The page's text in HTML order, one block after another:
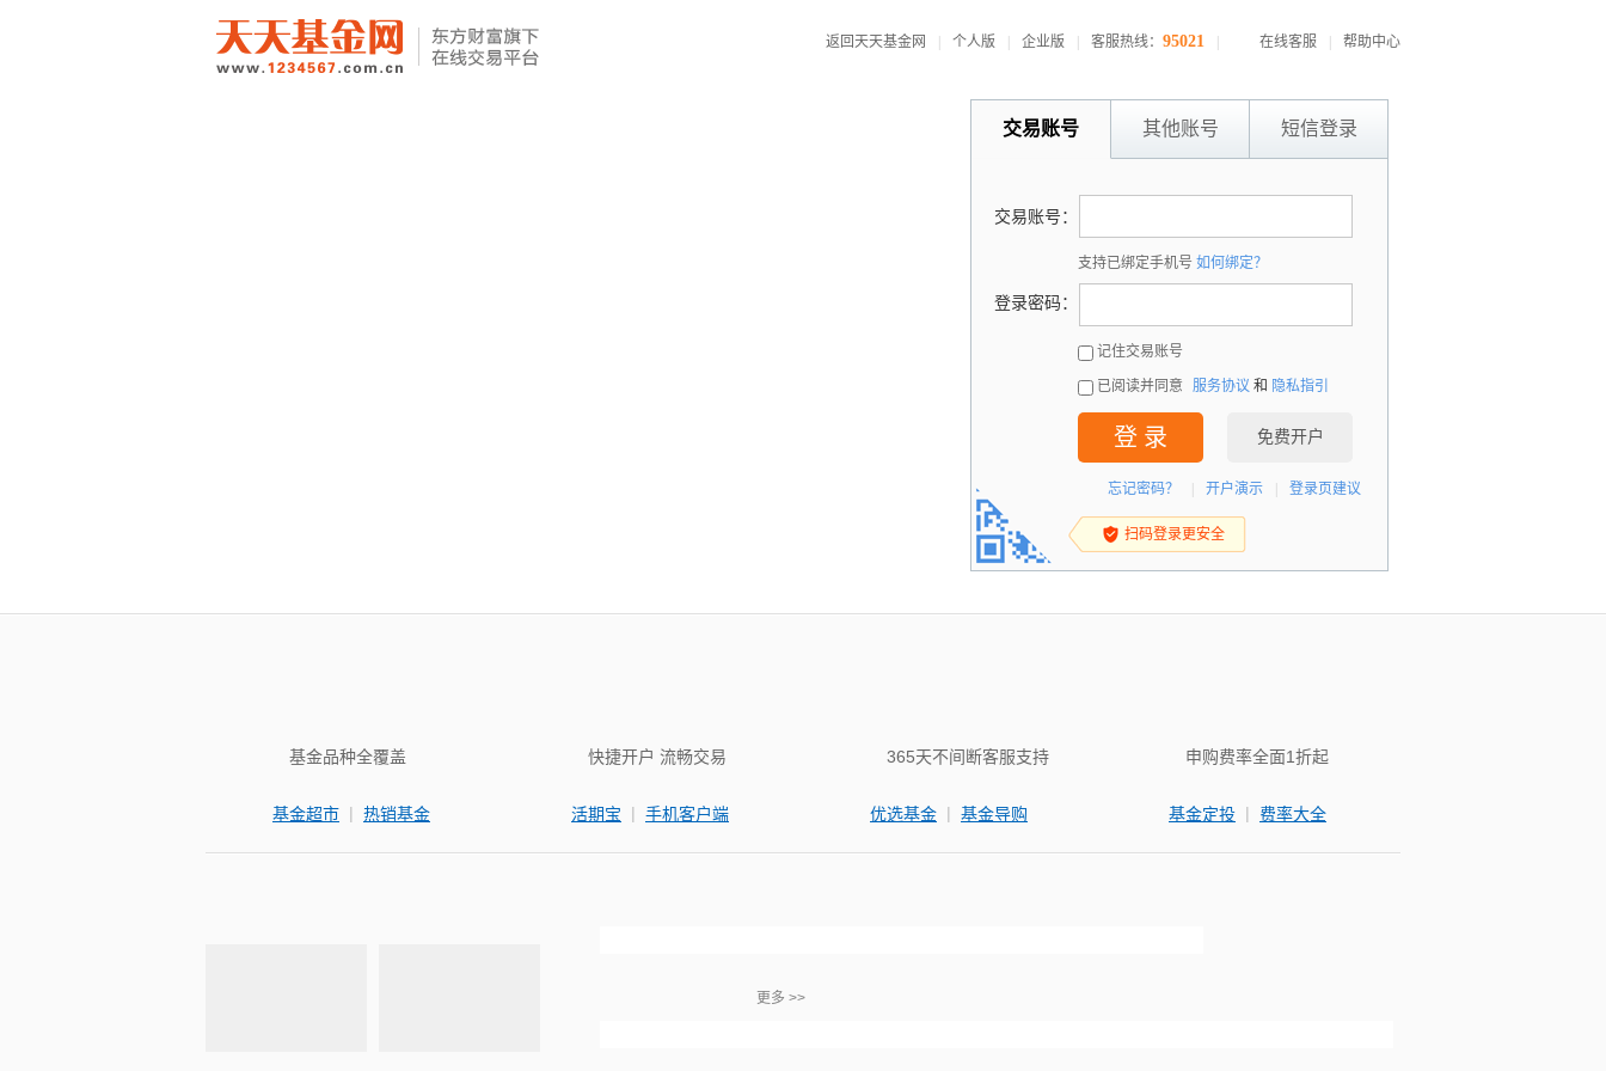
返回天天基金网 个人版 企业版 客服热线： 95021 在线客服 帮助中心
交易账号 其他账号 短信登录
交易账号：
支持已绑定手机号 如何绑定？
登录密码：
记住交易账号
已阅读并同意 服务协议 和 隐私指引
登 录 免费开户
忘记密码？ 开户演示 登录页建议
扫码登录更安全
基金品种全覆盖
基金超市 | 热销基金
快捷开户 流畅交易
活期宝 | 手机客户端
365天不间断客服支持
优选基金 | 基金导购
申购费率全面1折起
基金定投 | 费率大全
更多 >>